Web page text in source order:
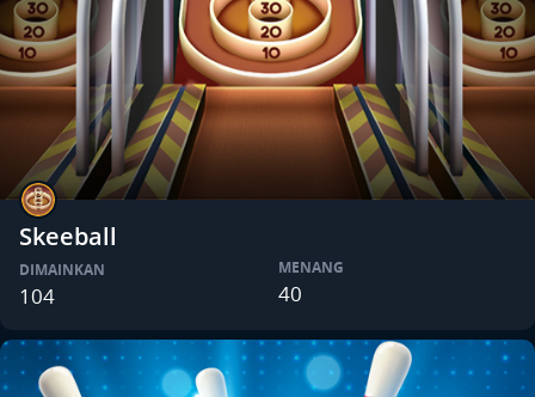
Skeeball
DIMAINKAN
104
MENANG
40